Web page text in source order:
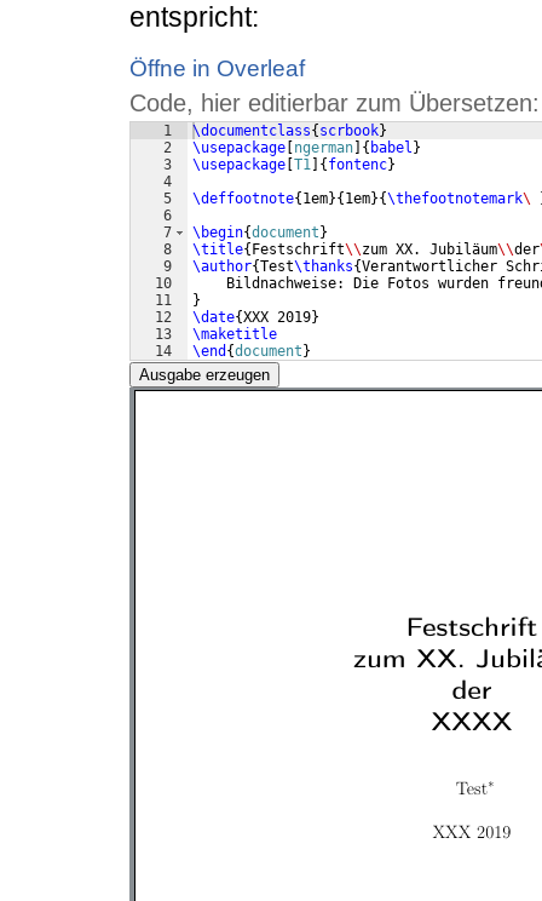
entspricht:
Öffne in Overleaf
Code, hier editierbar zum Übersetzen:
1
2
3
4
5
6
7
8
9
10
11
12
13
14
\documentclass{ scrbook}
\usepackage ngerman { babel }
\usepackage T1 { fontenc}
\deffootnote{ 1em}{ 1em}{\thefootnotemark\
\begin{document }
\title{ Festschrift\\zum XX. Jubiläum\\der
\author{Test\thanks{Verantwortlicher
Bildnachweise: Die Fotos wurden
}
\date{XXX 2019}
\maketitle
\end {document }
Ausgabe erzeugen